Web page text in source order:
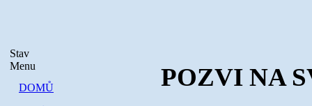
Stav
Menu
DOMŮ
POZVI NA